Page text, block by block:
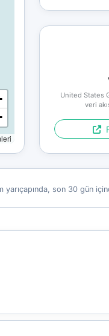
United States
veri
yarıçapında, son 30 gün